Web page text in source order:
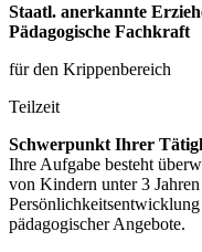
Staatl. anerkannte
Pädagogische Fachkraft
für den Krippenbereich
Teilzeit
Schwerpunkt Ihrer
Ihre Aufgabe besteht
von Kindern unter 3
pädagogischer Angebote.